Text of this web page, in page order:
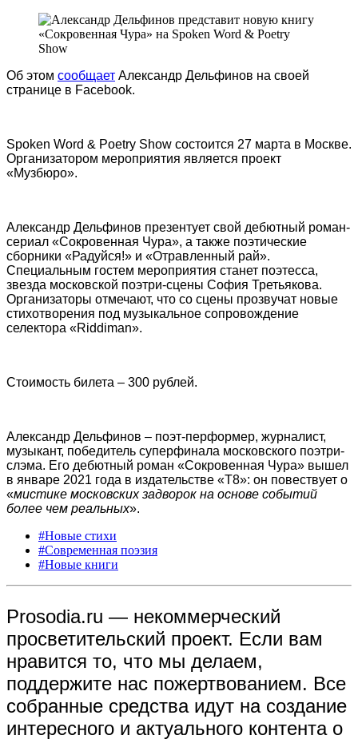
Об этом сообщает Александр Дельфинов на своей
странице в Facebook.
Spoken Word & Poetry Show состоится 27 марта в Москве.
Организатором мероприятия является проект
«Музбюро».
Александр Дельфинов презентует свой дебютный роман-
сериал «Сокровенная Чура», а также поэтические
сборники «Радуйся!» и «Отравленный рай».
Специальным гостем мероприятия станет поэтесса,
звезда московской поэтри-сцены София Третьякова.
Организаторы отмечают, что со сцены прозвучат новые
стихотворения под музыкальное сопровождение
селектора «Riddiman».
Стоимость билета – 300 рублей.
Александр Дельфинов – поэт-перформер, журналист,
музыкант, победитель суперфинала московского поэтри-
слэма. Его дебютный роман «Сокровенная Чура» вышел
в январе 2021 года в издательстве «Т8»: он повествует о
«мистике московских задворок на основе событий
более чем реальных».
#Новые стихи
#Современная поэзия
#Новые книги
Prosodia.ru — некоммерческий
просветительский проект. Если вам
нравится то, что мы делаем,
поддержите нас пожертвованием. Все
собранные средства идут на создание
интересного и актуального контента о